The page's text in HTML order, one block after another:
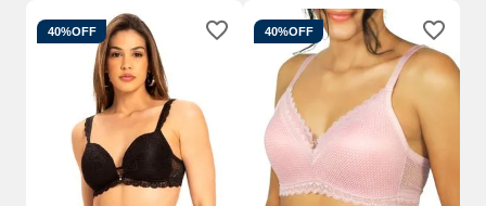
40%OFF 40%OFF